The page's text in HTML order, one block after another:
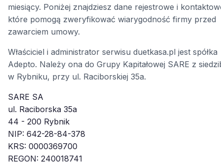
miesiący. Poniżej znajdziesz dane rejestrowe i
które pomogą zweryfikować wiarygodność firmy przed
zawarciem umowy.
Właściciel i administrator serwisu duetkasa.pl jest spółka
Adepto. Należy ona do Grupy Kapitałowej SARE z
w Rybniku, przy ul. Raciborskiej 35a.
SARE SA
ul. Raciborska 35a
44 - 200 Rybnik
NIP: 642-28-84-378
KRS: 0000369700
REGON: 240018741